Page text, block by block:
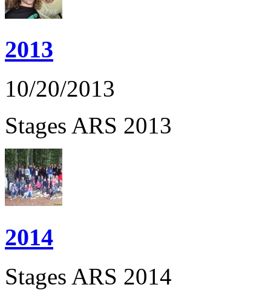
2013
10/20/2013
Stages ARS 2013
2014
Stages ARS 2014